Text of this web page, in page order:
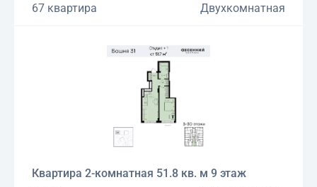
67 квартира Двухкомнатная
Квартира 2-комнатная 51.8 кв. м 9 этаж